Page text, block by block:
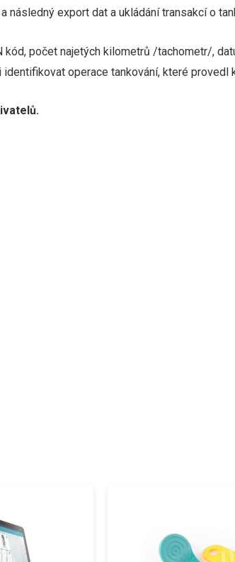
export dat a ukládání transakcí o
počet najetých kilometrů /tachometr/,
operace tankování, které provedl